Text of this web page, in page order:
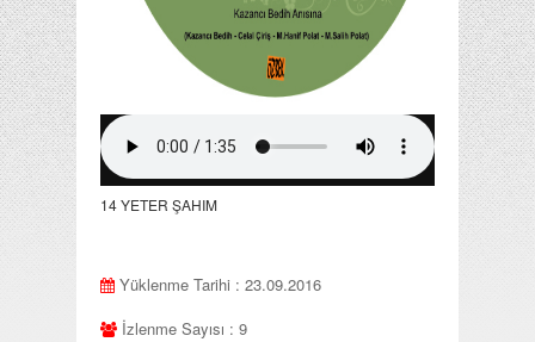
14 YETER ŞAHIM
Yüklenme Tarihi : 23.09.2016
İzlenme Sayısı : 9